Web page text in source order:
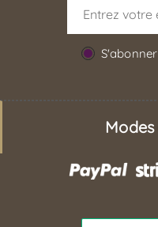
S'abonner